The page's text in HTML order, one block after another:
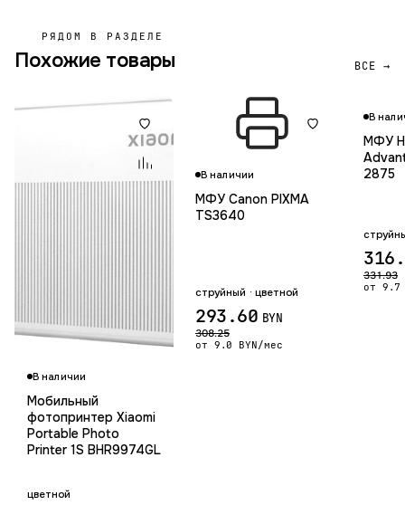
РЯДОМ В РАЗДЕЛЕ
Похожие товары ВСЕ →
Гарантия 12 мес.
В наличии
Мобильный
фотопринтер Xiaomi
Portable Photo
Printer 1S BHR9974GL
цветной
В наличии
МФУ Canon PIXMA
TS3640
струйный · цветной
293.60 BYN
308.25
от 9.0 BYN/мес
В
МФУ
2875
331.93
от 9.7